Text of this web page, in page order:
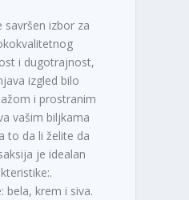
savršen izbor za
i dugotrajnost,
izgled bilo
i prostranim
vašim biljkama
to da li želite da
je idealan
bela, krem i siva.